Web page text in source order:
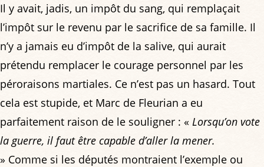
Il y avait, jadis, un impôt du sang, qui remplaçait
l’impôt sur le revenu par le sacrifice de sa famille. Il
n’y a jamais eu d’impôt de la salive, qui aurait
prétendu remplacer le courage personnel par les
péroraisons martiales. Ce n’est pas un hasard. Tout
cela est stupide, et Marc de Fleurian a eu
parfaitement raison de le souligner : « Lorsqu’on vote
la guerre, il faut être capable d’aller la mener.
» Comme si les députés montraient l’exemple ou